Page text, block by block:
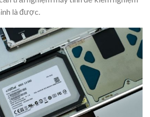
là được.